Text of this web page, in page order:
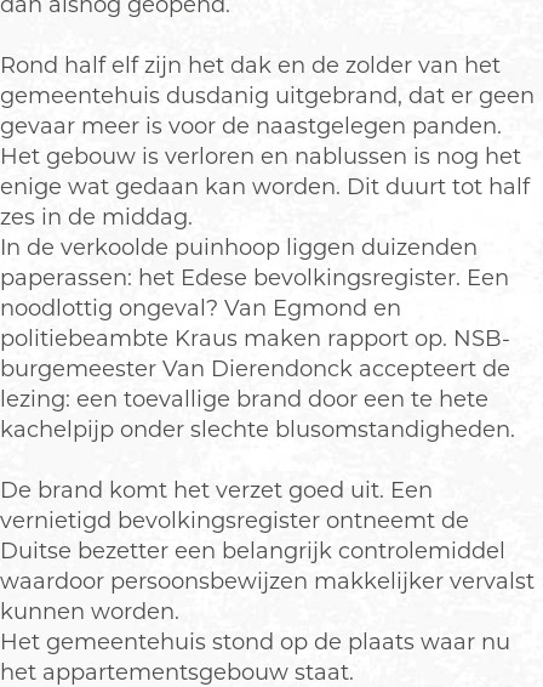
Rond half elf zijn het dak en de zolder van het
gemeentehuis dusdanig uitgebrand, dat er geen
gevaar meer is voor de naastgelegen panden.
Het gebouw is verloren en nablussen is nog het
enige wat gedaan kan worden. Dit duurt tot half
zes in de middag.
In de verkoolde puinhoop liggen duizenden
paperassen: het Edese bevolkingsregister. Een
noodlottig ongeval? Van Egmond en
politiebeambte Kraus maken rapport op. NSB-
burgemeester Van Dierendonck accepteert de
lezing: een toevallige brand door een te hete
kachelpijp onder slechte blusomstandigheden.
De brand komt het verzet goed uit. Een
vernietigd bevolkingsregister ontneemt de
Duitse bezetter een belangrijk controlemiddel
waardoor persoonsbewijzen makkelijker vervalst
kunnen worden.
Het gemeentehuis stond op de plaats waar nu
het appartementsgebouw staat.